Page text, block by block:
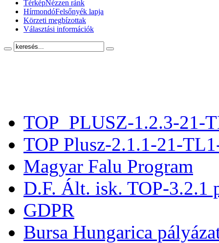
TérképNézzen ránk
HírmondóFelsőnyék lapja
Körzeti megbízottak
Választási információk
TOP_PLUSZ-1.2.3-21-
TOP Plusz-2.1.1-21-
Magyar Falu Program
D.F. Ált. isk. TOP-3.2.1
GDPR
Bursa Hungarica